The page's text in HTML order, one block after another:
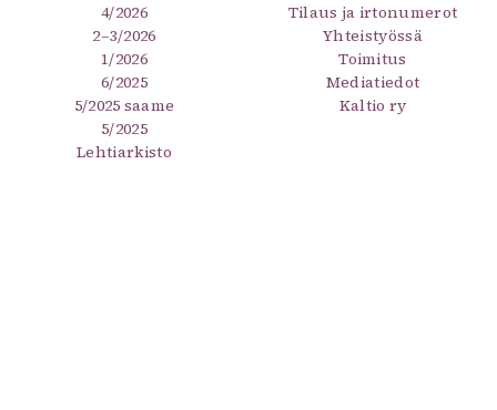
4/2026
2–3/2026
1/2026
6/2025
5/2025 saame
5/2025
Lehtiarkisto
Tilaus ja irtonumerot
Yhteistyössä
Toimitus
Mediatiedot
Kaltio ry